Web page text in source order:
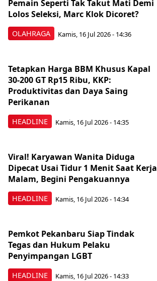
OLAHRAGA
Pemain Seperti Tak Takut Mati Demi
Lolos Seleksi, Marc Klok Dicoret?
Kamis, 16 Jul 2026 - 14:36
HEADLINE
Tetapkan Harga BBM Khusus Kapal
30-200 GT Rp15 Ribu, KKP:
Produktivitas dan Daya Saing
Perikanan
Kamis, 16 Jul 2026 - 14:35
HEADLINE
Viral! Karyawan Wanita Diduga
Dipecat Usai Tidur 1 Menit Saat Kerja
Malam, Begini Pengakuannya
Kamis, 16 Jul 2026 - 14:34
HEADLINE
Pemkot Pekanbaru Siap Tindak
Tegas dan Hukum Pelaku
Penyimpangan LGBT
Kamis, 16 Jul 2026 - 14:33